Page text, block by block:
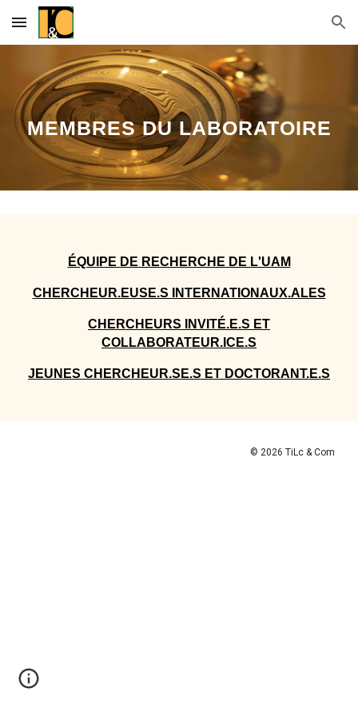
Skip to main content Skip to navigation
MEMBRES DU LABORATOIRE
ÉQUIPE DE RECHERCHE DE L'UAM
CHERCHEUR.EUSE.S INTERNATIONAUX.ALES
CHERCHEURS INVITÉ.E.S ET
COLLABORATEUR.ICE.S
JEUNES CHERCHEUR.SE.S ET DOCTORANT.E.S
© 2026 TiLc & Com